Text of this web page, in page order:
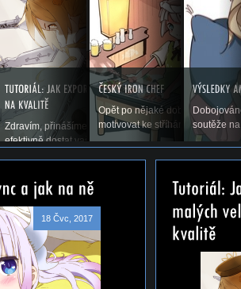
si povíme něco o lip flapu, co to je,
v AMV vadí a samozřejmě,...
Zdravím, přinášíme vám první tutoriál na téma, jak
efektivně dostat vaše AMV ze střihacího...
Opět po nějaké době vás vítáme
motivovat ke stříhání. Snad se
soutěže
18 Čvc, 2017